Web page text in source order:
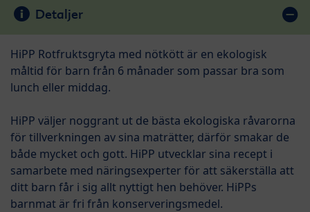
Detaljer
HiPP Rotfruktsgryta med nötkött är en ekologisk
måltid för barn från 6 månader som passar bra som
lunch eller middag.
HiPP väljer noggrant ut de bästa ekologiska råvarorna
för tillverkningen av sina maträtter, därför smakar de
både mycket och gott. HiPP utvecklar sina recept i
samarbete med näringsexperter för att säkerställa att
ditt barn får i sig allt nyttigt hen behöver. HiPPs
barnmat är fri från konserveringsmedel.